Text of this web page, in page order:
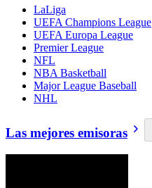
LaLiga
UEFA Champions League
UEFA Europa League
Premier League
NFL
NBA Basketball
Major League Baseball
NHL
Las mejores emisoras